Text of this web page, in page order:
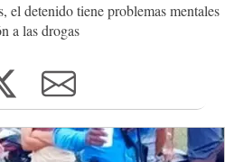
el detenido tiene problemas mentales
a las drogas